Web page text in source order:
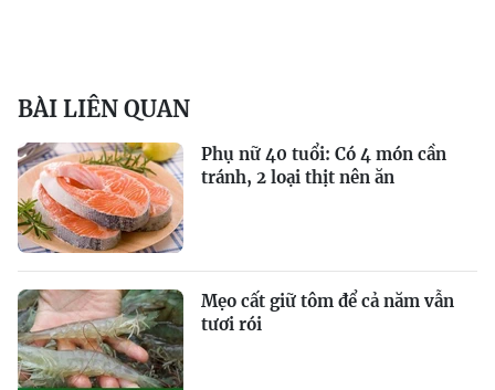
BÀI LIÊN QUAN
Phụ nữ 40 tuổi: Có 4 món cần
tránh, 2 loại thịt nên ăn
Mẹo cất giữ tôm để cả năm vẫn
tươi rói